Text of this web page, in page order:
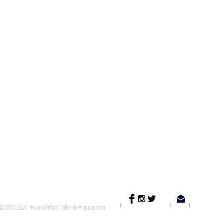
2015 -2021 Viviana Peña | Taller de Arquitectura
© Viviana Peña